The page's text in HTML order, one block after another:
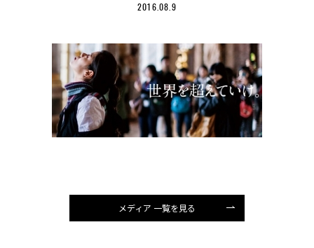
2016.08.9
メディア 一覧を見る